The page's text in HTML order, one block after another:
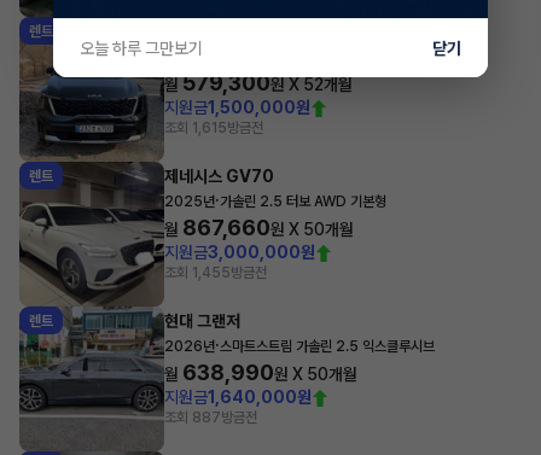
렌트
2026년
월 579,300원 X 52개월
지원금1,500,000원
조회 1,615방금전
렌트 제네시스 GV70
2025년·가솔린 2.5 터보 AWD 기본형
월 867,660원 X 50개월
지원금3,000,000원
조회 1,455방금전
렌트 현대 그랜저
2026년·스마트스트림 가솔린 2.5 익스클루시브
월 638,990원 X 50개월
지원금1,640,000원
조회 887방금전
오늘 하루 그만보기 닫기